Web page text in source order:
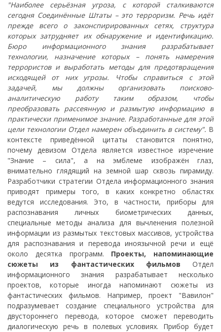
"Наиболее серьёзная угроза, с которой сталкиваются
сегодня Соединённые Штаты – это терроризм. Речь идёт
прежде всего о законспирированных сетях, структура
которых затрудняет их обнаружение и идентификацию.
Бюро информационного знания разрабатывает
технологии, назначение которых – понять намерения
террористов и выработать методы для предотвращения
исходящей от них угрозы. Чтобы справиться с этой
задачей, мы должны организовать поисково-
аналитическую работу таким образом, чтобы
преобразовать рассеянную и размытую информацию в
практически применимое знание. Разработанные для этой
цели технологии Отдел намерен объединить в систему". В
контексте приведённой цитаты становится понятно,
почему девизом Отдела является известное изречение
"Знание – сила", а на эмблеме изображён глаз,
внимательно глядящий на земной шар сквозь пирамиду.
Разработчики стратегии Отдела информационного знания
приводят примеры того, в каких конкретно областях
ведутся исследования. Это, в частности, приборы для
распознавания личных биометрических данных,
специальные методы анализа для вычленения полезной
информации из размытых текстовых массивов, устройства
для распознавания и перевода иноязычной речи и ещё
около десятка программ. Проекты, напоминающие
сюжеты из фантастических фильмов Отдел
информационного знания разрабатывает несколько
проектов, которые иногда напоминают сюжеты из
фантастических фильмов. Например, проект "Вавилон"
подразумевает создание специального устройства для
двустороннего перевода, которое сможет переводить
диалогическую речь в полевых условиях. Прибор будет